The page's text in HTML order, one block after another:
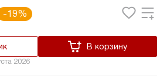
-19%
В корзину
2026